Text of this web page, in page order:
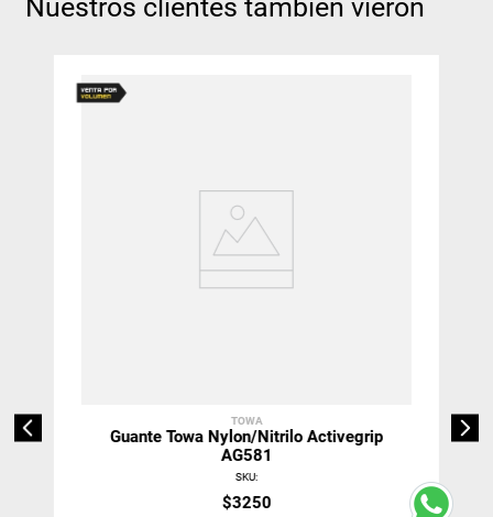
Nuestros clientes también vieron
TOWA
Guante Towa Nylon/Nitrilo Activegrip
AG581
SKU:
$3250